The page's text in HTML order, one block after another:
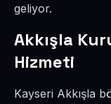
geliyor.
Akkışla
Hizmeti
Kayseri Akkışla